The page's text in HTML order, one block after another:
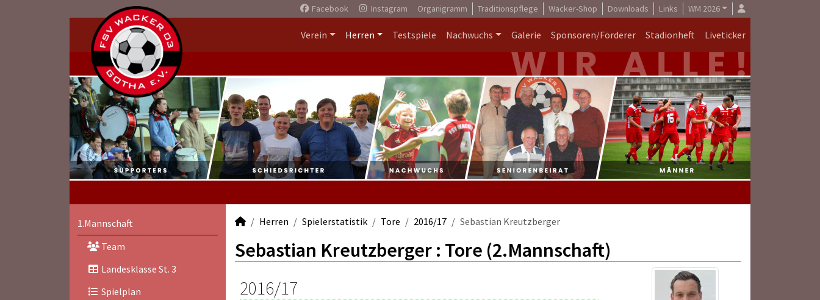
Facebook Instagram Organigramm Traditionspflege Wacker-Shop Downloads Links WM 2026
Verein Herren Testspiele Nachwuchs Galerie Sponsoren/Förderer Stadionheft Liveticker
1.Mannschaft
Team
Landesklasse St. 3
Spielplan
Herren Spielerstatistik Tore 2016/17 Sebastian Kreutzberger
Sebastian Kreutzberger : Tore (2.Mannschaft)
2016/17